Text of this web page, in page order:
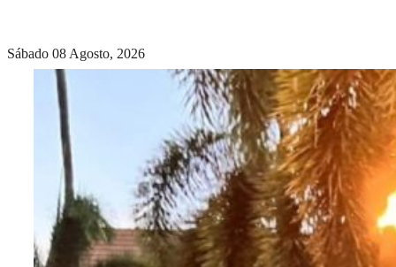
Sábado 08 Agosto, 2026